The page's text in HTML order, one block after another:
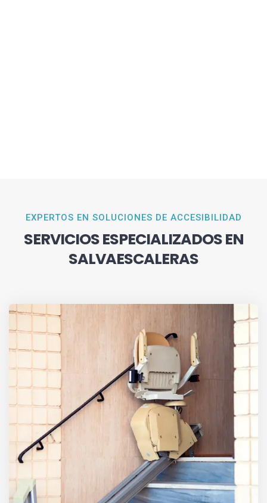
EXPERTOS EN SOLUCIONES DE ACCESIBILIDAD
SERVICIOS ESPECIALIZADOS EN
SALVAESCALERAS